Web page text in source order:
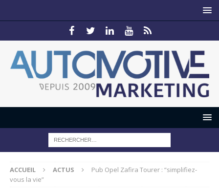
ACCUEIL ACTUS
Pub Opel Zafira Tourer : “simplifiez-
vous la vie”